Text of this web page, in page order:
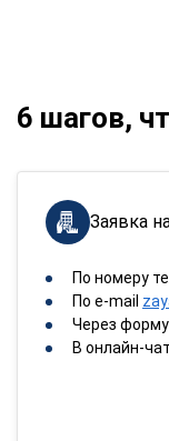
6 шагов,
Заявка
По номеру
По e-mail
Через форму
В онлайн-